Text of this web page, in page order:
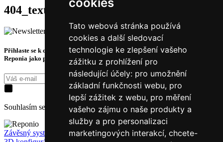
Tato webová stránka používá
cookies a další sledovací
technologie ke zlepšení vašeho
zážitku z prohlížení pro
následující účely: pro umožnění
základní funkčnosti webu, pro
lepší zážitek z webu, pro měření
vašeho zájmu o naše produkty a
služby a pro personalizaci
marketingových interakcí, chcete-
404_text
Přihlaste se k odběru novinek a získejte exkluzivní tipy, slevy a akce ze světa
Reponia jako první.
Přihásit k odběru
Souhlasím se zpracovánímosobních údajůza účelem kontaktování.
Závěsný systém